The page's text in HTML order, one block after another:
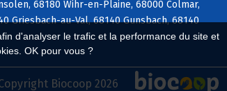
d'analyser le trafic et la performance du site et
OK pour vous ?
68180 Wihr-en-Plaine, 68000 Colmar,
Griesbach-au-Val, 68140 Gunsbach, 68140
Biocoop 2026